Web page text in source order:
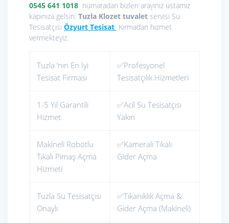
0545 641 1018 numaradan bizleri arayınız ustamız
kapınıza gelsin. Tuzla Klozet tuvalet servisi Su
Tesisatçısı Özyurt Tesisat Kırmadan hizmet
vermekteyiz.
Tuzla ‘nın En İyi
Tesisat Firması
✅Profesyonel
Tesisatçılık Hizmetleri
1-5 Yıl Garantili
Hizmet
✅Acil Su Tesisatçısı
Yakın
Makineli Robotlu
Tıkalı Pimaş Açma
Hizmeti
✅Kameralı Tıkalı
Gider Açma
Tuzla Su Tesisatçısı
Onaylı
✅Tıkanıklık Açma &
Gider Açma (Makineli)